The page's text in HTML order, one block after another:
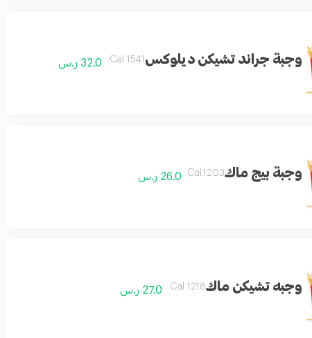
وجبة جراند تشيكن ديلوكس 1541 Cal. 32.0 ر.س
وجبة بيج ماكCal.1203 26.0 ر.س
وجبه تشيكن ماك1218 Cal. 27.0 ر.س